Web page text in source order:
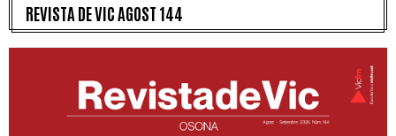
REVISTA DE VIC AGOST 144